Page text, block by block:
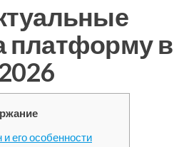
платформу в
и его особенности